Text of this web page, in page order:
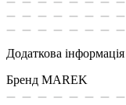
Додаткова інформація
Бренд MAREK